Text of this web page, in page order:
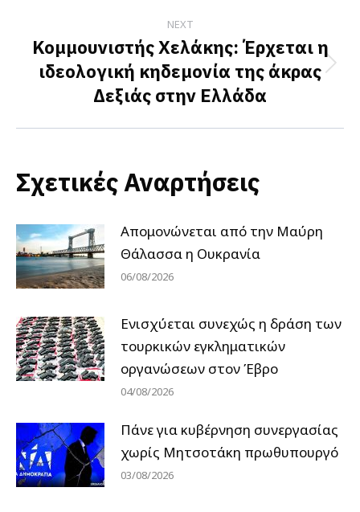
NEXT
Next
post:
Κομμουνιστής Χελάκης: Έρχεται η
ιδεολογική κηδεμονία της άκρας
Δεξιάς στην Ελλάδα
Σχετικές Αναρτήσεις
Απομονώνεται από την Μαύρη
Θάλασσα η Ουκρανία
06/08/2026
Ενισχύεται συνεχώς η δράση των
τουρκικών εγκληματικών
οργανώσεων στον Έβρο
04/08/2026
Πάνε για κυβέρνηση συνεργασίας
χωρίς Μητσοτάκη πρωθυπουργό
03/08/2026